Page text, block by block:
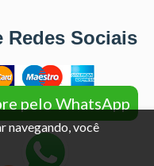
Redes Sociais
pelo WhatsApp
navegando, você